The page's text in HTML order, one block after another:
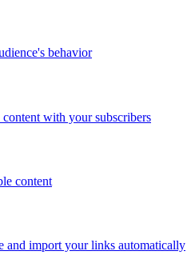
behavior
content with your subscribers
content
and import your links automatically